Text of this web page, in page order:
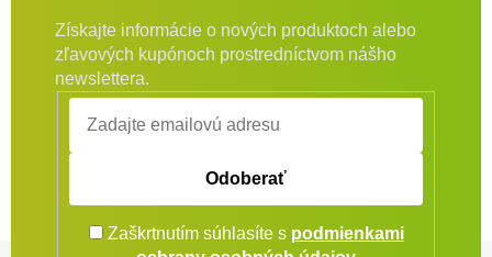
Získajte informácie o nových produktoch alebo
zľavových kupónoch prostredníctvom nášho
newslettera.
Odoberať
Zaškrtnutím súhlasíte s podmienkami